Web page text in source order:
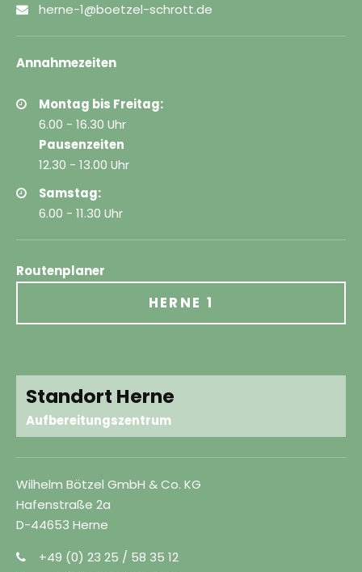
herne-1@boetzel-schrott.de
Annahmezeiten
Montag bis Freitag:
6.00 - 16.30 Uhr
Pausenzeiten
12.30 - 13.00 Uhr
Samstag:
6.00 - 11.30 Uhr
Routenplaner
HERNE 1
Standort Herne
Aufbereitungszentrum
Wilhelm Bötzel GmbH & Co. KG
Hafenstraße 2a
D-44653 Herne
+49 (0) 23 25 / 58 35 12